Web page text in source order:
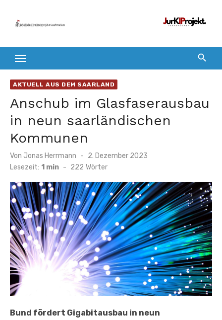
Inhalt
AKTUELL AUS DEM SAARLAND
Anschub im Glasfaserausbau
in neun saarländischen
Kommunen
Von Jonas Herrmann
Veröffentlicht
am
2. Dezember 2023
Lesezeit: 1 min - 222 Wörter
Bund fördert Gigabitausbau in neun